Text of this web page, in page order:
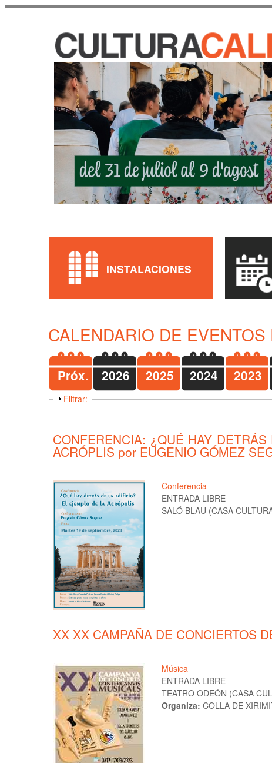
CALENDARIO DE
Próx. 2026 2025 2024 2023
Mostrar
Filtrar:
CONFERENCIA: ¿QUÉ HAY
ACRÓPLIS por EUGENIO GÓMEZ
Conferencia
ENTRADA LIBRE
SALÓ BLAU (CASA
XX XX CAMPAÑA DE CONCIERTOS
Música
ENTRADA LIBRE
TEATRO ODEÓN (CASA
Organiza: COLLA DE
INSTALACIONES